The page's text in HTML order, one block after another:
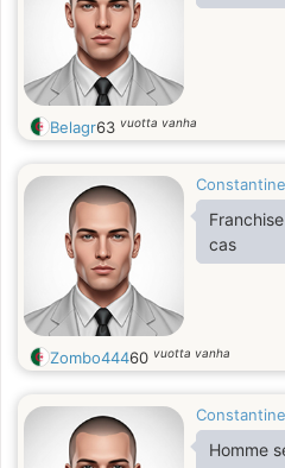
Belagr63 vuotta vanha
Constantine
cas
Zombo44460 vuotta vanha
Constantine
Homme